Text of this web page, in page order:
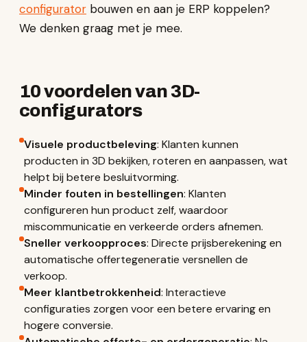
configurator bouwen en aan je ERP koppelen?
We denken graag met je mee.
10 voordelen van 3D-
configurators
Visuele productbeleving: Klanten kunnen
producten in 3D bekijken, roteren en aanpassen, wat
helpt bij betere besluitvorming.
Minder fouten in bestellingen: Klanten
configureren hun product zelf, waardoor
miscommunicatie en verkeerde orders afnemen.
Sneller verkoopproces: Directe prijsberekening en
automatische offertegeneratie versnellen de
verkoop.
Meer klantbetrokkenheid: Interactieve
configuraties zorgen voor een betere ervaring en
hogere conversie.